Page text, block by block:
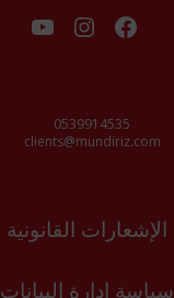
فيسبوكإنستجرام
يوتيوب
0539914535
clients@mundiriz.com
الإشعارات القانونية
سياسة إدارة البيانات